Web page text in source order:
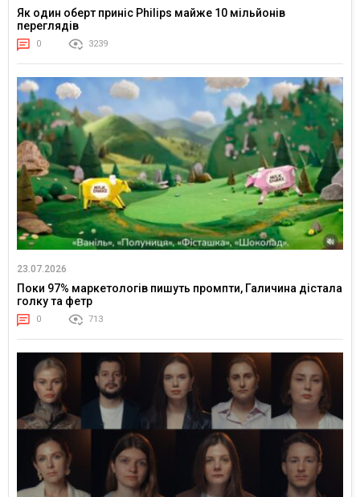
Як один оберт приніс Philips майже 10 мільйонів
переглядів
0 3239
23.07.2026
Поки 97% маркетологів пишуть промпти, Галичина дістала
голку та фетр
0 713